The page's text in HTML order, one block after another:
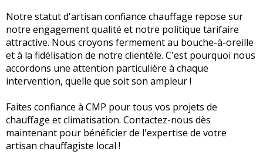
Notre statut d'artisan confiance chauffage repose sur
notre engagement qualité et notre politique tarifaire
attractive. Nous croyons fermement au bouche-à-oreille
et à la fidélisation de notre clientèle. C'est pourquoi nous
accordons une attention particulière à chaque
intervention, quelle que soit son ampleur !
Faites confiance à CMP pour tous vos projets de
chauffage et climatisation. Contactez-nous dès
maintenant pour bénéficier de l'expertise de votre
artisan chauffagiste local !